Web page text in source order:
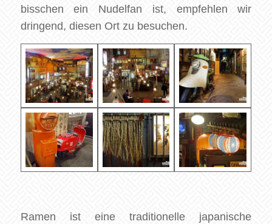
bisschen ein Nudelfan ist, empfehlen wir
dringend, diesen Ort zu besuchen.
Ramen ist eine traditionelle japanische